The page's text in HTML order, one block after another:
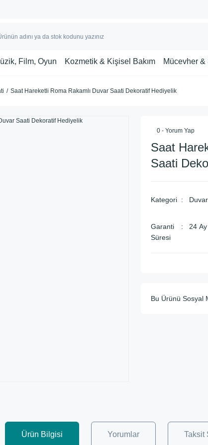
Film, Oyun Kozmetik & Kişisel Bakım Mücevher &
Saat Hareketli Roma Rakamlı Duvar Saati Dekoratif Hediyelik
0 - Yorum Yap
Saat
Saati
Kategori
Garanti
Süresi
24 Ay
Bu Ürünü Sosyal
Ürün Bilgisi Yorumlar Taksit